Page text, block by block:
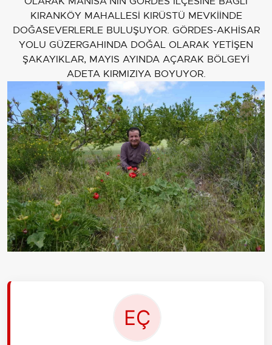
KIRANKÖY MAHALLESİ KIRÜSTÜ MEVKİİNDE
DOĞASEVERLERLE BULUŞUYOR. GÖRDES-AKHİSAR
YOLU GÜZERGAHINDA DOĞAL OLARAK YETİŞEN
ŞAKAYIKLAR, MAYIS AYINDA AÇARAK BÖLGEYİ
ADETA KIRMIZIYA BOYUYOR.